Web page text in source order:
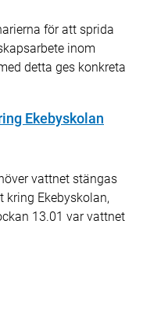
för att sprida
inom
detta ges konkreta
Ekebyskolan
vattnet stängas
kring Ekebyskolan,
13.01 var vattnet